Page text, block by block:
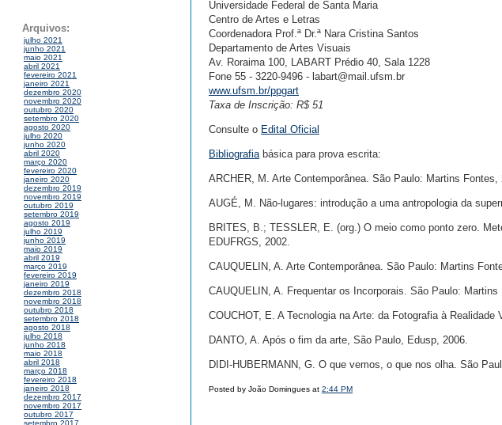
Arquivos:
julho 2021
junho 2021
maio 2021
abril 2021
fevereiro 2021
janeiro 2021
dezembro 2020
novembro 2020
outubro 2020
setembro 2020
agosto 2020
julho 2020
junho 2020
abril 2020
março 2020
fevereiro 2020
janeiro 2020
dezembro 2019
novembro 2019
outubro 2019
setembro 2019
agosto 2019
julho 2019
junho 2019
maio 2019
abril 2019
março 2019
fevereiro 2019
janeiro 2019
dezembro 2018
novembro 2018
outubro 2018
setembro 2018
agosto 2018
julho 2018
junho 2018
maio 2018
abril 2018
março 2018
fevereiro 2018
janeiro 2018
dezembro 2017
novembro 2017
outubro 2017
Universidade Federal de Santa Maria
Centro de Artes e Letras
Coordenadora Prof.ª Dr.ª Nara Cristina Santos
Departamento de Artes Visuais
Av. Roraima 100, LABART Prédio 40, Sala 1228
Fone 55 - 3220-9496 - labart@mail.ufsm.br
www.ufsm.br/ppgart
Taxa de Inscrição: R$ 51
Consulte o Edital Oficial
Bibliografiabásica para prova escrita:
ARCHER, M. Arte Contemporânea. São Paulo: Martins Fontes,
AUGÉ, M. Não-lugares: introdução a uma antropologia da
BRITES, B.; TESSLER, E. (org.) O meio como ponto zero.
EDUFRGS, 2002.
CAUQUELIN, A. Arte Contemporânea. São Paulo: Martins
CAUQUELIN, A. Frequentar os Incorporais. São Paulo: Martins
COUCHOT, E. A Tecnologia na Arte: da Fotografia à
DANTO, A. Após o fim da arte, São Paulo, Edusp, 2006.
DIDI-HUBERMANN, G. O que vemos, o que nos olha. São
Posted by João Domingues at 2:44 PM